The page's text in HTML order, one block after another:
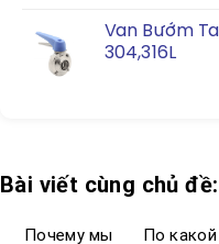
Van Bướm
304,316L
Bài viết cùng chủ đề:
Почему мы
По какой